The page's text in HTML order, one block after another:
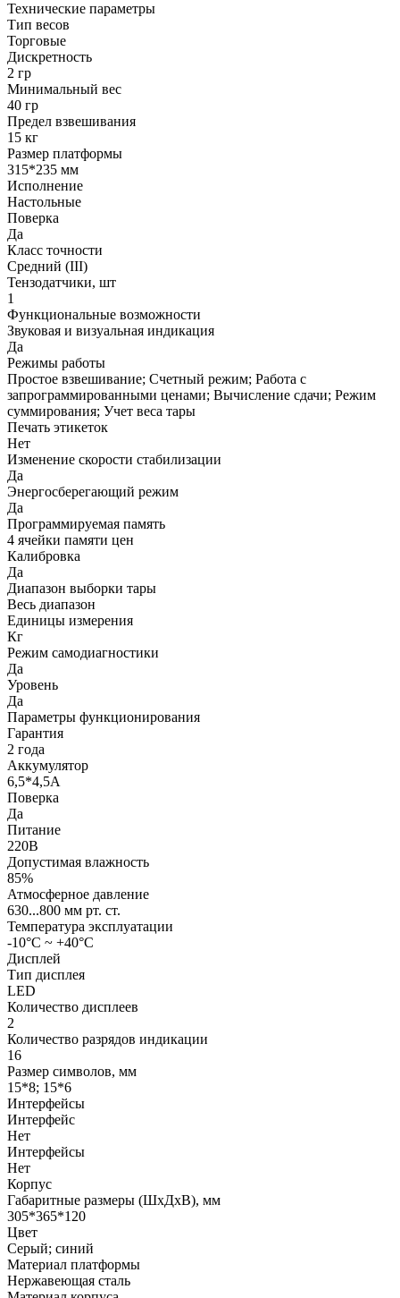
Технические параметры
Тип весов
Торговые
Дискретность
2 гр
Минимальный вес
40 гр
Предел взвешивания
15 кг
Размер платформы
315*235 мм
Исполнение
Настольные
Поверка
Да
Класс точности
Средний (III)
Тензодатчики, шт
1
Функциональные возможности
Звуковая и визуальная индикация
Да
Режимы работы
Простое взвешивание; Счетный режим; Работа с
запрограммированными ценами; Вычисление сдачи; Режим
суммирования; Учет веса тары
Печать этикеток
Нет
Изменение скорости стабилизации
Да
Энергосберегающий режим
Да
Программируемая память
4 ячейки памяти цен
Калибровка
Да
Диапазон выборки тары
Весь диапазон
Единицы измерения
Кг
Режим самодиагностики
Да
Уровень
Да
Параметры функционирования
Гарантия
2 года
Аккумулятор
6,5*4,5А
Поверка
Да
Питание
220В
Допустимая влажность
85%
Атмосферное давление
630...800 мм рт. ст.
Температура эксплуатации
-10°C ~ +40°C
Дисплей
Тип дисплея
LED
Количество дисплеев
2
Количество разрядов индикации
16
Размер символов, мм
15*8; 15*6
Интерфейсы
Интерфейс
Нет
Интерфейсы
Нет
Корпус
Габаритные размеры (ШхДхВ), мм
305*365*120
Цвет
Серый; синий
Материал платформы
Нержавеющая сталь